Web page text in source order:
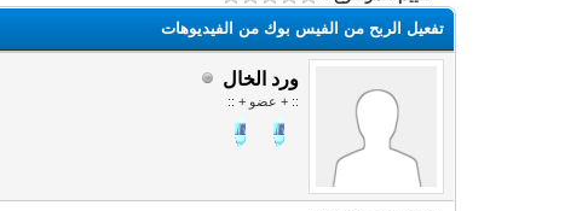
تفعيل الربح من الفيس بوك من الفيديوهات
ورد الخال
:: + عضو + ::